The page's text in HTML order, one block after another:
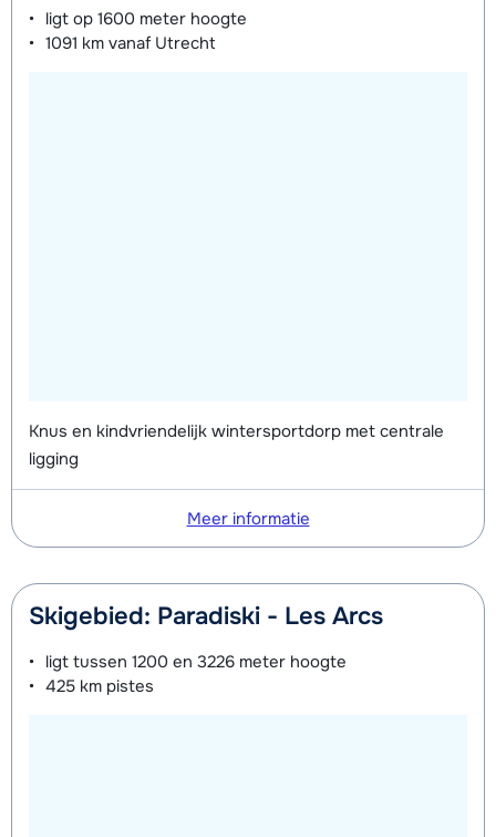
dagen)
(8 dagen)
ligt op 1600 meter hoogte
1091 km vanaf Utrecht
Knus en kindvriendelijk wintersportdorp met centrale
ligging
Meer informatie
Skigebied: Paradiski - Les Arcs
ligt tussen 1200 en 3226 meter hoogte
425 km pistes